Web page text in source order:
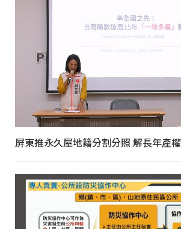
屏東推永久屋地籍分割分照 解長年產